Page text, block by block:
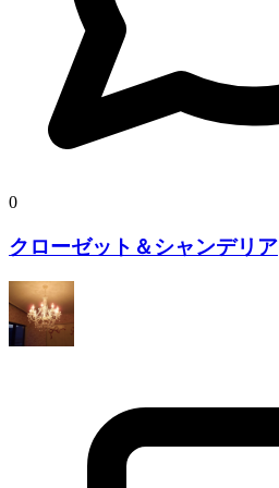
0
クローゼット＆シャンデリア